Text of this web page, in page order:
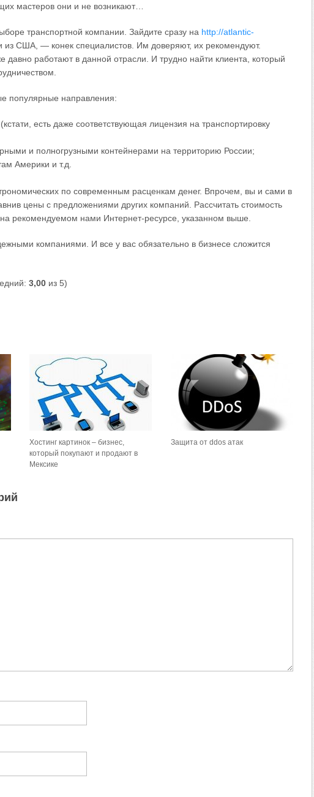
мастеров они и не возникают…
транспортной компании. Зайдите сразу на http://atlantic-
из США, — конек специалистов. Им доверяют, их рекомендуют.
работают в данной отрасли. И трудно найти клиента, который
популярные направления:
есть даже соответствующая лицензия на транспортировку
и полногрузными контейнерами на территорию России;
Америки и т.д.
по современным расценкам денег. Впрочем, вы и сами в
цены с предложениями других компаний. Рассчитать стоимость
рекомендуемом нами Интернет-ресурсе, указанном выше.
компаниями. И все у вас обязательно в бизнесе сложится
3,00из 5)
Хостинг картинок – бизнес,
который покупают и продают в
Мексике
Защита от ddos атак